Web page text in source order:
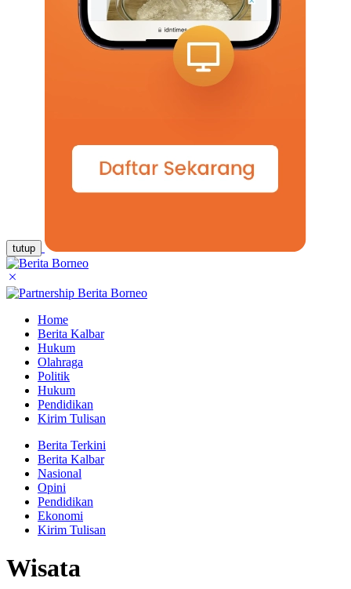
tutup
Home
Berita Kalbar
Hukum
Olahraga
Politik
Hukum
Pendidikan
Kirim Tulisan
Berita Terkini
Berita Kalbar
Nasional
Opini
Pendidikan
Ekonomi
Kirim Tulisan
Wisata